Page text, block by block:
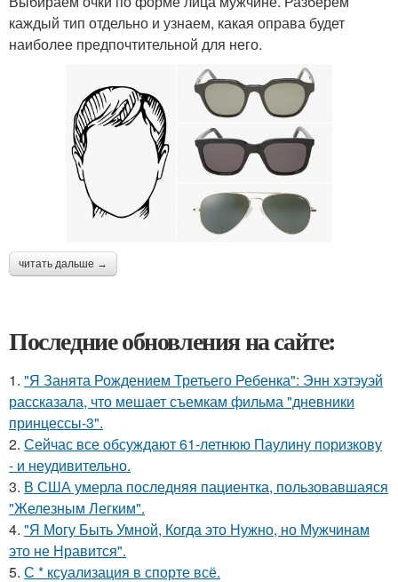
каждый тип отдельно и узнаем, какая оправа будет
наиболее предпочтительной для него.
читать дальше →
Последние обновления на сайте:
1. "Я Занята Рождением Третьего Ребенка": Энн хэтэуэй
рассказала, что мешает съемкам фильма "дневники
принцессы-3".
2. Сейчас все обсуждают 61-летнюю Паулину поризкову
- и неудивительно.
3. В США умерла последняя пациентка, пользовавшаяся
"Железным Легким".
4. "Я Могу Быть Умной, Когда это Нужно, но Мужчинам
это не Нравится".
5. С * ксуализация в спорте всё.